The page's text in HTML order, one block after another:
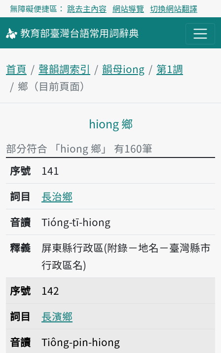
無障礙便捷區： 跳去主內容 網站導覽 切換網站翻譯
教育部臺灣台語常用詞辭典
首頁 聲韻調索引 韻母iong
第1調
鄉（目前頁面）
主內容區塊
hiong 鄉
部分符合 「hiong 鄉」 有160筆
序號141長治鄉
序號
141
詞目
長治鄉
音讀
Tióng-tī-hiong
釋義
屏東縣行政區(附錄－地名－臺灣縣市
行政區名)
序號142長濱鄉
序號
142
詞目
長濱鄉
音讀
Tiông-pin-hiong